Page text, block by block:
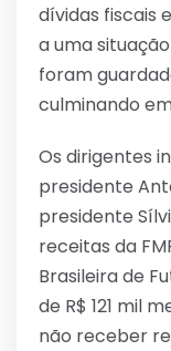
dívidas fiscais
a uma
foram
culminando
Os dirigentes
presidente
presidente
receitas da
Brasileira de
de R$ 121 mil
não receber